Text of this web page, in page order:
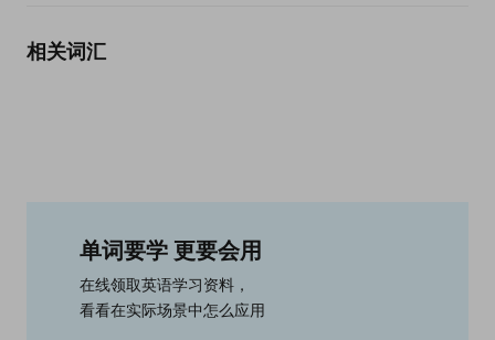
相关词汇
单词要学 更要会用
在线领取英语学习资料，
看看在实际场景中怎么应用